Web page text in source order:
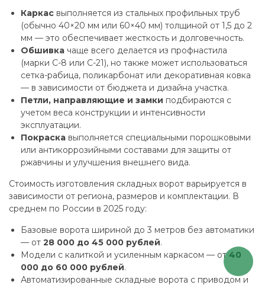
Каркас выполняется из стальных профильных труб
(обычно 40×20 мм или 60×40 мм) толщиной от 1,5 до 2
мм — это обеспечивает жесткость и долговечность.
Обшивка чаще всего делается из профнастила
(марки С-8 или С-21), но также может использоваться
сетка-рабица, поликарбонат или декоративная ковка
— в зависимости от бюджета и дизайна участка.
Петли, направляющие и замки подбираются с
учетом веса конструкции и интенсивности
эксплуатации.
Покраска выполняется специальными порошковыми
или антикоррозийными составами для защиты от
ржавчины и улучшения внешнего вида.
Стоимость изготовления складных ворот варьируется в
зависимости от региона, размеров и комплектации. В
среднем по России в 2025 году:
Базовые ворота шириной до 3 метров без автоматики
— от 28 000 до 45 000 рублей.
Модели с калиткой и усиленным каркасом — от40
000 до 60 000 рублей.
Автоматизированные складные ворота с приводом и